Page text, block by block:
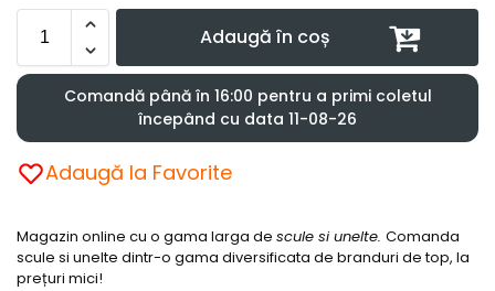
Adaugă în coș
Comandă până în 16:00 pentru a primi coletul
începând cu data 11-08-26
Adaugă la Favorite
Magazin online cu o gama larga de scule si unelte. Comanda
scule si unelte dintr-o gama diversificata de branduri de top, la
prețuri mici!